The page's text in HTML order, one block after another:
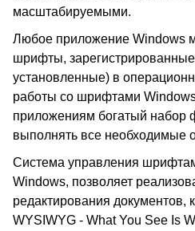
масштабируемыми.
Любое приложение Windows
шрифты,
установленные) в
работы со шрифтами
приложениям богатый набор
выполнять все необходимые
Система управления
Windows, позволяет
редактирования документов,
WYSIWYG - What You See Is